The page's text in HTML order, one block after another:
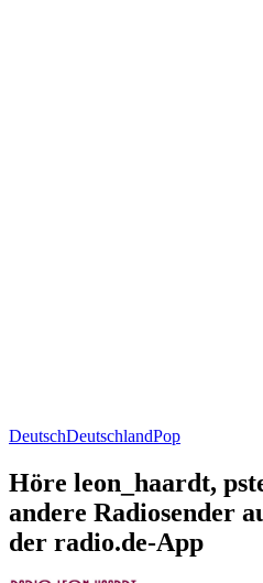
DeutschDeutschlandPop
Höre leon_haardt,
andere Radiosender
der radio.de-App